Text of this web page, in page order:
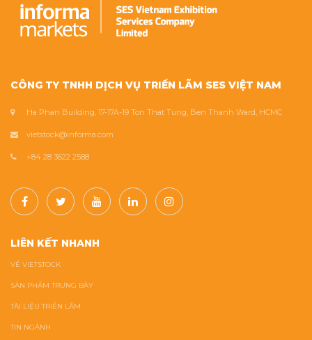
CÔNG TY TNHH DỊCH VỤ TRIỂN LÃM SES VIỆT NAM
Ha Phan Building, 17-17A-19 Ton That Tung, Ben Thanh Ward, HCMC
vietstock@informa.com
+84 28 3622 2588
LIÊN KẾT NHANH
VỀ VIETSTOCK
SẢN PHẨM TRƯNG BÀY
TÀI LIỆU TRIỂN LÃM
TIN NGÀNH